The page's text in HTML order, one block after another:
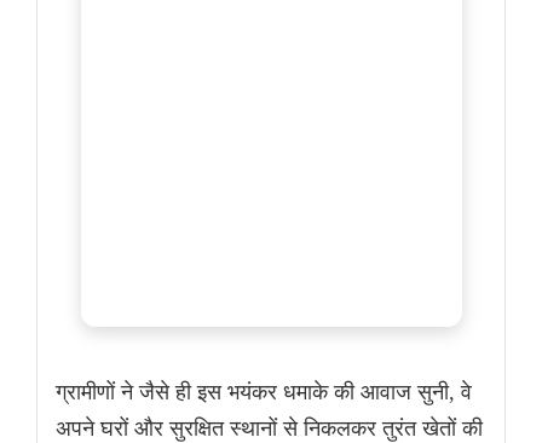
ग्रामीणों ने जैसे ही इस भयंकर धमाके की आवाज सुनी, वे
अपने घरों और सुरक्षित स्थानों से निकलकर तुरंत खेतों की